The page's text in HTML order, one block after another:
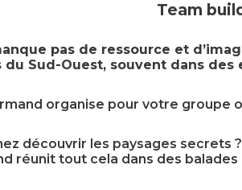
Team
pas de ressource et
du Sud-Ouest, souvent dans des
organise pour votre groupe
découvrir les paysages secrets
réunit tout cela dans des